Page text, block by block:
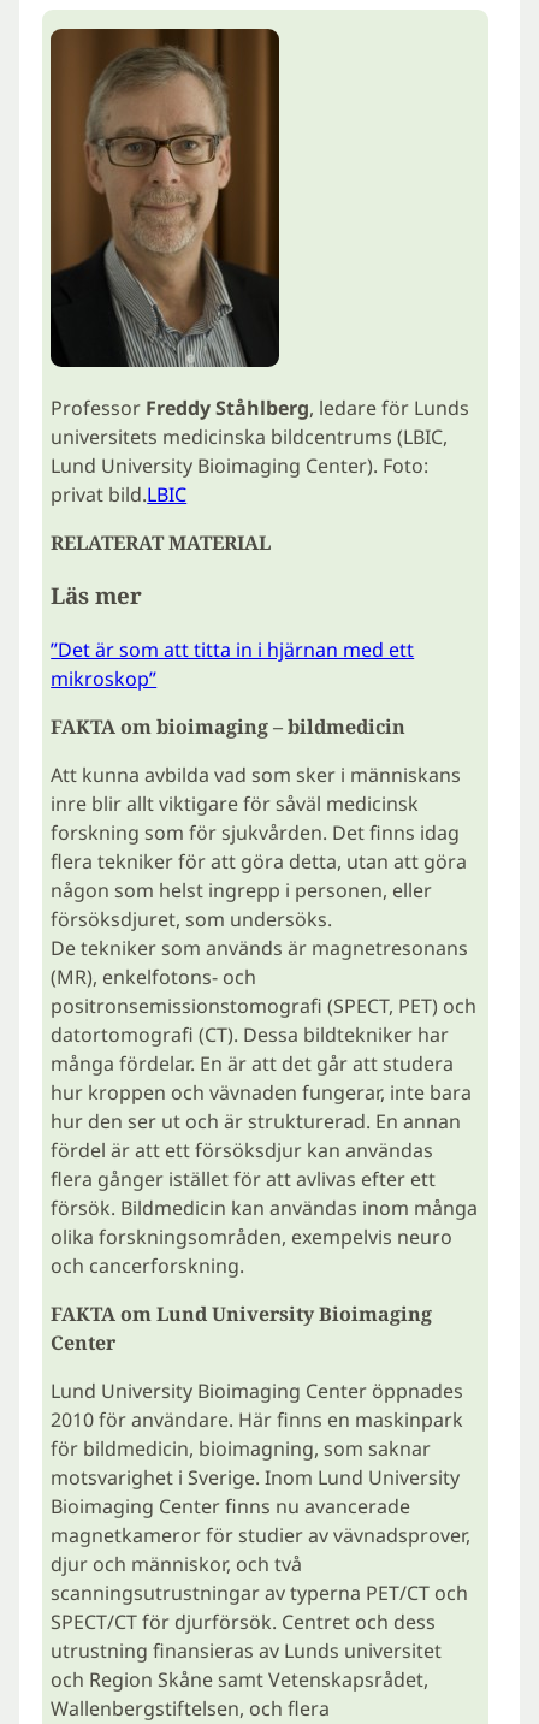
Professor Freddy Ståhlberg, ledare för Lunds
universitets medicinska bildcentrums (LBIC,
Lund University Bioimaging Center). Foto:
privat bild.LBIC
RELATERAT MATERIAL
Läs mer
”Det är som att titta in i hjärnan med ett
mikroskop”
FAKTA om bioimaging – bildmedicin
Att kunna avbilda vad som sker i människans
inre blir allt viktigare för såväl medicinsk
forskning som för sjukvården. Det finns idag
flera tekniker för att göra detta, utan att göra
någon som helst ingrepp i personen, eller
försöksdjuret, som undersöks.
De tekniker som används är magnetresonans
(MR), enkelfotons- och
positronsemissionstomografi (SPECT, PET) och
datortomografi (CT). Dessa bildtekniker har
många fördelar. En är att det går att studera
hur kroppen och vävnaden fungerar, inte bara
hur den ser ut och är strukturerad. En annan
fördel är att ett försöksdjur kan användas
flera gånger istället för att avlivas efter ett
försök. Bildmedicin kan användas inom många
olika forskningsområden, exempelvis neuro
och cancerforskning.
FAKTA om Lund University Bioimaging
Center
Lund University Bioimaging Center öppnades
2010 för användare. Här finns en maskinpark
för bildmedicin, bioimagning, som saknar
motsvarighet i Sverige. Inom Lund University
Bioimaging Center finns nu avancerade
magnetkameror för studier av vävnadsprover,
djur och människor, och två
scanningsutrustningar av typerna PET/CT och
SPECT/CT för djurförsök. Centret och dess
utrustning finansieras av Lunds universitet
och Region Skåne samt Vetenskapsrådet,
Wallenbergstiftelsen, och flera